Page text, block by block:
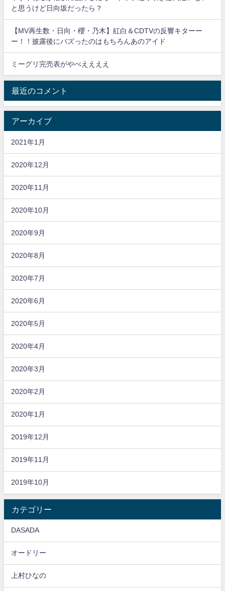
と思うけど日向坂だったら？
【MV再生数・日向・櫻・乃木】紅白＆CDTVの反響キターー
ー！！披露後にバズったのはもちろんあのアイド
ミーグリ完売表がやべええええ
最近のコメント
アーカイブ
2021年1月
2020年12月
2020年11月
2020年10月
2020年9月
2020年8月
2020年7月
2020年6月
2020年5月
2020年4月
2020年3月
2020年2月
2020年1月
2019年12月
2019年11月
2019年10月
カテゴリー
DASADA
オードリー
上村ひなの